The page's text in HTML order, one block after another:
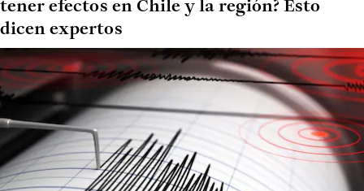
tener efectos en Chile y la región? Esto
dicen expertos